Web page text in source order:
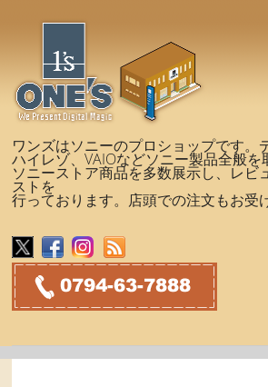
ワンズはソニーのプロショップです。
ハイレゾ、VAIOなどソニー製品全般を
ソニーストア商品を多数展示し、レビ
ストを
行っております。店頭での注文もお受